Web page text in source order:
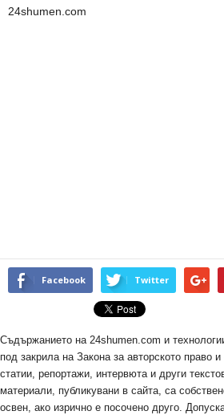
24shumen.com
Facebook Twitter
Съдържанието на 24shumen.com и
под закрила на Закона за авторското право
статии, репортажи, интервюта и други
материали, публикувани в сайта, са
освен, ако изрично е посочено друго.